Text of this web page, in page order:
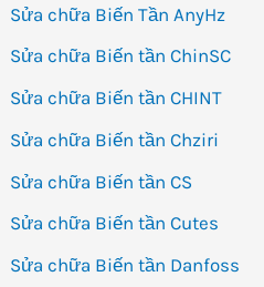
Sửa chữa Biến Tần AnyHz
Sửa chữa Biến tần ChinSC
Sửa chữa Biến tần CHINT
Sửa chữa Biến tần Chziri
Sửa chữa Biến tần CS
Sửa chữa Biến tần Cutes
Sửa chữa Biến tần Danfoss